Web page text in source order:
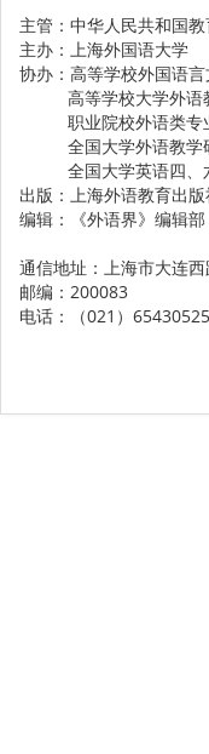
主管：中华人民共和国教
主办：上海外国语大学
协办：高等学校外国语
高等学校大学外语
职业院校外语类专
全国大学外语教学
全国大学英语四、
出版：上海外语教育出
编辑：《外语界》编辑部
通信地址：上海市大连
邮编：200083
电话：（021）65430525